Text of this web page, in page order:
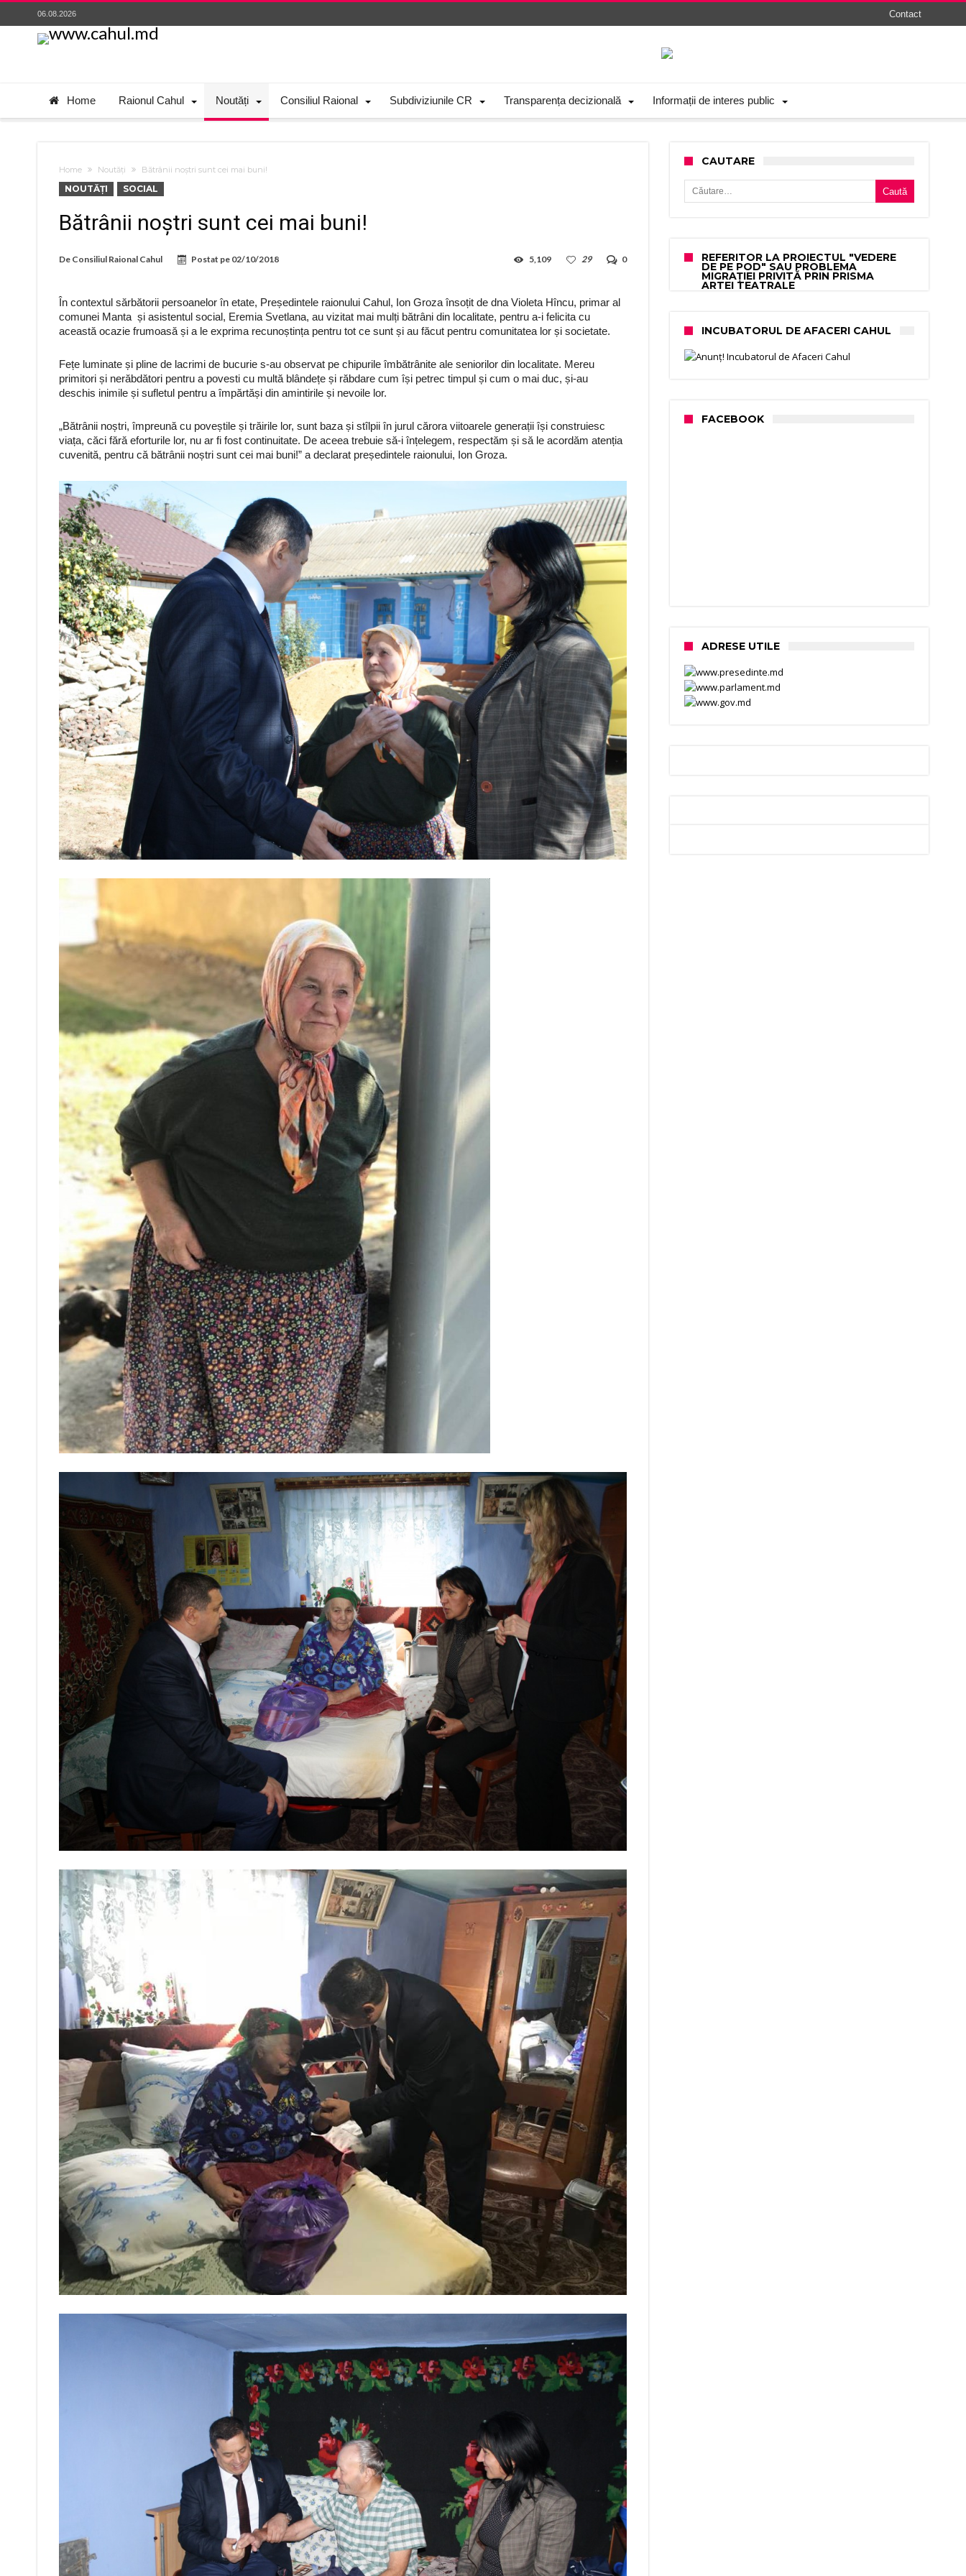
06.08.2026 Contact
Home Raionul Cahul Noutăți Consiliul Raional Subdiviziunile CR Transparența decizională Informații de interes public
Home Noutăți Bătrânii noștri sunt cei mai buni!
NOUTĂȚI SOCIAL
Bătrânii noștri sunt cei mai buni!
De Consiliul Raional Cahul Postat pe 02/10/2018 0
29
5,109
În contextul sărbătorii persoanelor în etate, Președintele raionului Cahul, Ion Groza însoțit de dna Violeta Hîncu, primar al
comunei Manta și asistentul social, Eremia Svetlana, au vizitat mai mulți bătrâni din localitate, pentru a-i felicita cu
această ocazie frumoasă și a le exprima recunoștința pentru tot ce sunt și au făcut pentru comunitatea lor și societate.
Fețe luminate și pline de lacrimi de bucurie s-au observat pe chipurile îmbătrânite ale seniorilor din localitate. Mereu
primitori și nerăbdători pentru a povesti cu multă blândețe și răbdare cum își petrec timpul și cum o mai duc, și-au
deschis inimile și sufletul pentru a împărtăși din amintirile și nevoile lor.
„Bătrânii noștri, împreună cu poveștile și trăirile lor, sunt baza și stîlpii în jurul cărora viitoarele generații își construiesc
viața, căci fără eforturile lor, nu ar fi fost continuitate. De aceea trebuie să-i înțelegem, respectăm și să le acordăm atenția
cuvenită, pentru că bătrânii noștri sunt cei mai buni!” a declarat președintele raionului, Ion Groza.
CAUTARE
Caută după:
REFERITOR LA PROIECTUL "VEDERE
DE PE POD" SAU PROBLEMA
MIGRAȚIEI PRIVITĂ PRIN PRISMA
ARTEI TEATRALE
INCUBATORUL DE AFACERI CAHUL
FACEBOOK
ADRESE UTILE